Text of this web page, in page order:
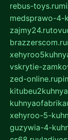
rebus-toys.ru
medsprawo-4-
zajmy24.ru
brazzerscom.ru
vskrytie-
zed-online.ru
xehyroo-5-
guzywia-4-